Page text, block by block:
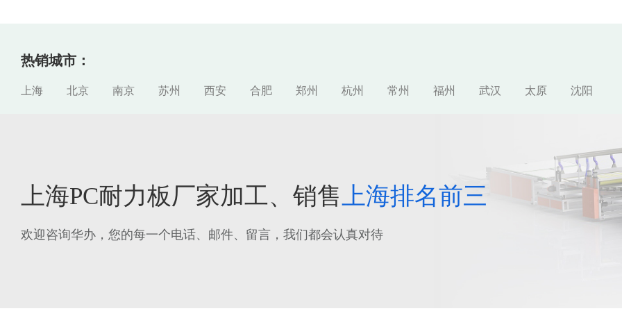
热销城市：
上海 北京 南京 苏州 西安 合肥 郑州 杭州 常州 福州 武汉 太原 沈阳
上海PC耐力板厂家加工、销售上海排名前三
欢迎咨询华办，您的每一个电话、邮件、留言，我们都会认真对待